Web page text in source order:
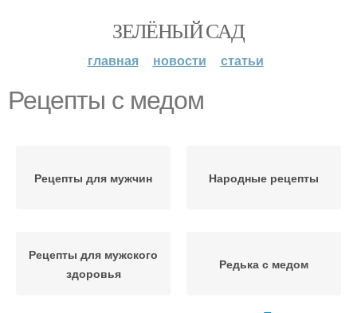
ЗЕЛЁНЫЙ САД
главная новости статьи
Рецепты с медом
Рецепты для мужчин Народные рецепты
Рецепты для мужского
здоровья
Редька с медом